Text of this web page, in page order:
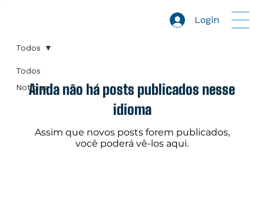
Login
Todos
Notícias
Todos
Ainda não há posts publicados nesse
idioma
Assim que novos posts forem publicados,
você poderá vê-los aqui.